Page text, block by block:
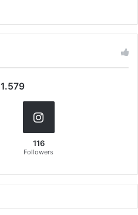
1.579
116
Followers